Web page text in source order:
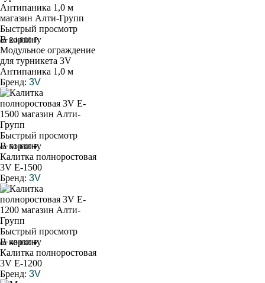
Быстрый просмотр
В корзину
от 24 800 ₽
Модульное ограждение
для турникета 3V
Антипаника 1,0 м
Бренд: 3V
Быстрый просмотр
В корзину
от 51 600 ₽
Калитка полноростовая
3V E-1500
Бренд: 3V
Быстрый просмотр
В корзину
от 48 000 ₽
Калитка полноростовая
3V E-1200
Бренд: 3V